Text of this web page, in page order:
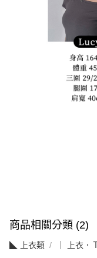
商品相關分類 (2)
◣ 上衣類 ｜ 上衣．